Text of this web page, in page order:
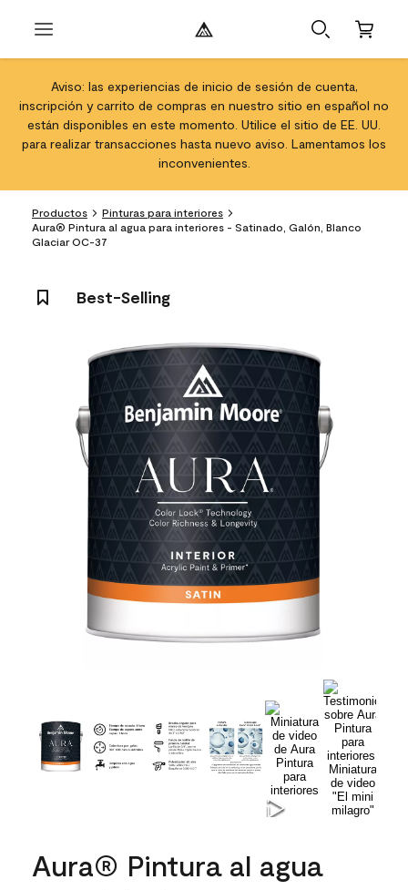
Aviso: las experiencias de inicio de sesión de cuenta,
inscripción y carrito de compras en nuestro sitio en español no
están disponibles en este momento. Utilice el sitio de EE. UU.
para realizar transacciones hasta nuevo aviso. Lamentamos los
inconvenientes.
Productos
Pinturas para interiores
Aura® Pintura al agua para interiores - Satinado, Galón, Blanco
Glaciar OC-37
Best-Selling
Aura® Pintura al agua